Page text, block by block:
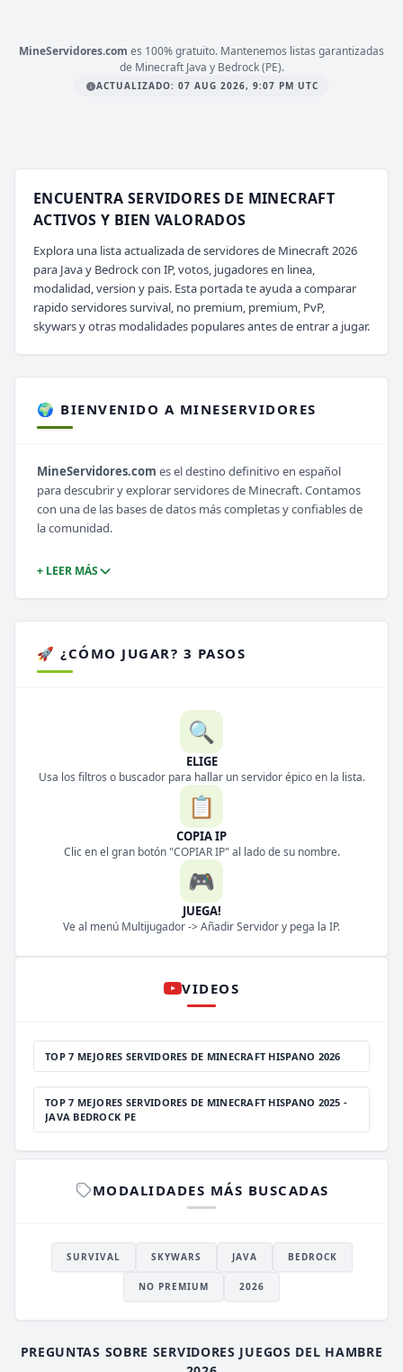
MineServidores.com es 100% gratuito. Mantenemos listas garantizadas
de Minecraft Java y Bedrock (PE).
ACTUALIZADO: 07 AUG 2026, 9:07 PM UTC
ENCUENTRA SERVIDORES DE MINECRAFT
ACTIVOS Y BIEN VALORADOS
Explora una lista actualizada de servidores de Minecraft 2026
para Java y Bedrock con IP, votos, jugadores en linea,
modalidad, version y pais. Esta portada te ayuda a comparar
rapido servidores survival, no premium, premium, PvP,
skywars y otras modalidades populares antes de entrar a jugar.
🌍 BIENVENIDO A MINESERVIDORES
MineServidores.com es el destino definitivo en español
para descubrir y explorar servidores de Minecraft. Contamos
con una de las bases de datos más completas y confiables de
la comunidad.
+ LEER MÁS
🚀 ¿CÓMO JUGAR? 3 PASOS
🔍
ELIGE
Usa los filtros o buscador para hallar un servidor épico en la lista.
📋
COPIA IP
Clic en el gran botón "COPIAR IP" al lado de su nombre.
🎮
JUEGA!
Ve al menú Multijugador -> Añadir Servidor y pega la IP.
VIDEOS
TOP 7 MEJORES SERVIDORES DE MINECRAFT HISPANO 2026
TOP 7 MEJORES SERVIDORES DE MINECRAFT HISPANO 2025 -
JAVA BEDROCK PE
MODALIDADES MÁS BUSCADAS
SURVIVAL SKYWARS JAVA BEDROCK
NO PREMIUM 2026
PREGUNTAS SOBRE SERVIDORES JUEGOS DEL HAMBRE